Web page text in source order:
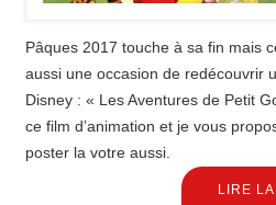
Pâques 2017 touche à sa fin mais
aussi une occasion de redécouvrir
Disney : « Les Aventures de Petit
ce film d’animation et je vous
poster la votre aussi.
LIRE LA